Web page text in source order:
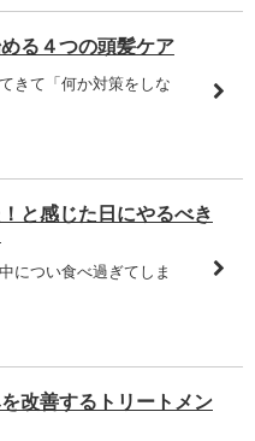
る４つの頭髪ケア
きて「何か対策をしな
と感じた日にやるべき
につい食べ過ぎてしま
改善するトリートメン